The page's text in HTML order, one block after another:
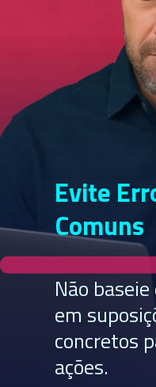
Não
em
concretos
ações.
Evite
Comuns